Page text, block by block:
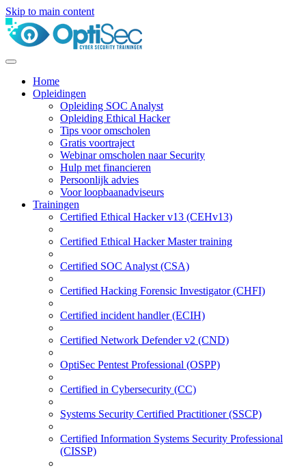
Skip to main content
Home
Opleidingen
Opleiding SOC Analyst
Opleiding Ethical Hacker
Tips voor omscholen
Gratis voortraject
Webinar omscholen naar Security
Hulp met financieren
Persoonlijk advies
Voor loopbaanadviseurs
Trainingen
Certified Ethical Hacker v13 (CEHv13)
Certified Ethical Hacker Master training
Certified SOC Analyst (CSA)
Certified Hacking Forensic Investigator (CHFI)
Certified incident handler (ECIH)
Certified Network Defender v2 (CND)
OptiSec Pentest Professional (OSPP)
Certified in Cybersecurity (CC)
Systems Security Certified Practitioner (SSCP)
Certified Information Systems Security Professional
(CISSP)